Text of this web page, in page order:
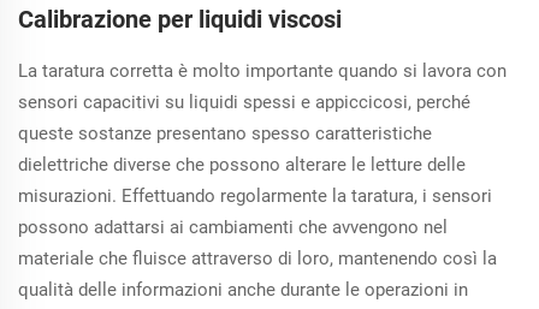
Calibrazione per liquidi viscosi
La taratura corretta è molto importante quando si lavora con
sensori capacitivi su liquidi spessi e appiccicosi, perché
queste sostanze presentano spesso caratteristiche
dielettriche diverse che possono alterare le letture delle
misurazioni. Effettuando regolarmente la taratura, i sensori
possono adattarsi ai cambiamenti che avvengono nel
materiale che fluisce attraverso di loro, mantenendo così la
qualità delle informazioni anche durante le operazioni in